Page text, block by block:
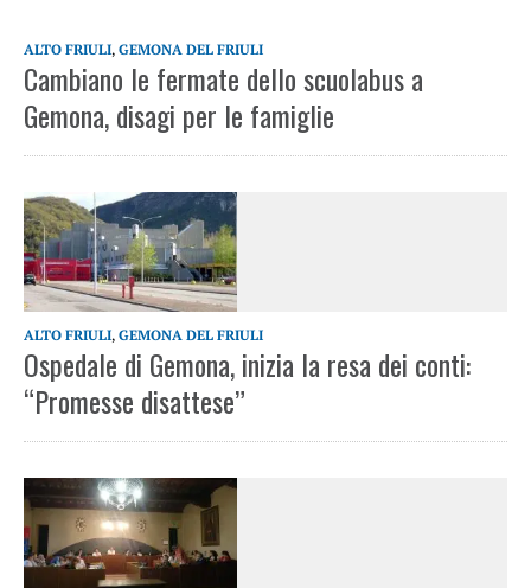
ALTO FRIULI, GEMONA DEL FRIULI
Cambiano le fermate dello scuolabus a
Gemona, disagi per le famiglie
ALTO FRIULI, GEMONA DEL FRIULI
Ospedale di Gemona, inizia la resa dei conti:
“Promesse disattese”